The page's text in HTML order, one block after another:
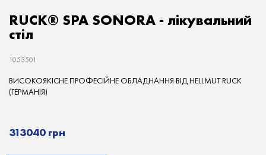
RUCK® SPA SONORA - лікувальний
стіл
1053501
ВИСОКОЯКІСНЕ ПРОФЕСІЙНЕ ОБЛАДНАННЯ ВІД HELLMUT RUCK
(ГЕРМАНІЯ)
313040 грн